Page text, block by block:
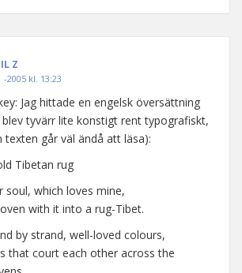
Z
-2005 kl. 13:23
Jag hittade en engelsk översättning
blev tyvärr lite konstigt rent typografiskt,
texten går väl ändå att läsa):
Tibetan rug
soul, which loves mine,
with it into a rug-Tibet.
by strand, well-loved colours,
that court each other across the